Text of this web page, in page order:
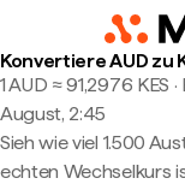
Konvertiere AUD zu
1 AUD ≈ 91,2976 KES
August, 2:45
Sieh wie viel 1.500
echten Wechselkurs